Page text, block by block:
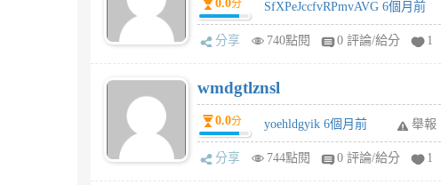
0.0分 SfXPeJccfvRPmvAVG 6個月前
分享 740點閱 0 評論/給分 1
wmdgtlznsl
0.0分 yoehldgyik 6個月前 舉報
分享 744點閱 0 評論/給分 1